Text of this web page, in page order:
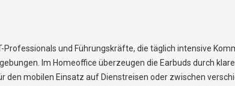
Professionals und Führungskräfte, die täglich intensive
Im Homeoffice überzeugen die Earbuds durch
den mobilen Einsatz auf Dienstreisen oder zwischen